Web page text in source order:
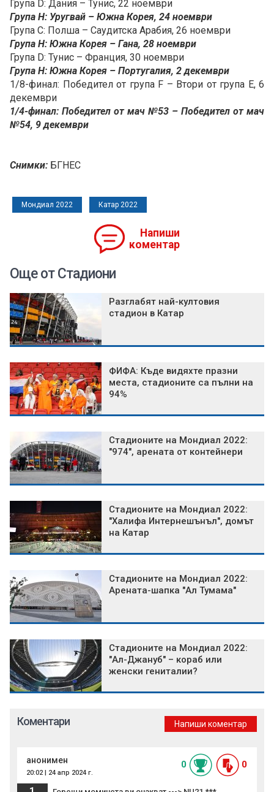
Група D: Дания – Тунис, 22 ноември
Група Н: Уругвай – Южна Корея, 24 ноември
Група С: Полша – Саудитска Арабия, 26 ноември
Група Н: Южна Корея – Гана, 28 ноември
Група D: Тунис – Франция, 30 ноември
Група Н: Южна Корея – Португалия, 2 декември
1/8-финал: Победител от група F – Втори от група Е, 6
декември
1/4-финал: Победител от мач №53 – Победител от мач
№54, 9 декември
Снимки: БГНЕС
Мондиал 2022 Катар 2022
Напиши
коментар
Още от Стадиони
Разглабят най-култовия
стадион в Катар
ФИФА: Къде видяхте празни
места, стадионите са пълни на
94%
Стадионите на Мондиал 2022:
"974", арената от контейнери
Стадионите на Мондиал 2022:
"Халифа Интернешънъл", домът
на Катар
Стадионите на Мондиал 2022:
Арената-шапка "Ал Тумама"
Стадионите на Мондиал 2022:
"Ал-Джануб" – кораб или
женски гениталии?
Коментари Напиши коментар
анонимен
20:02 | 24 апр 2024 г.
0 0